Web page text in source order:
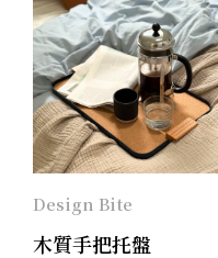
Design Bite
木質手把托盤